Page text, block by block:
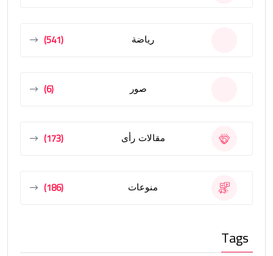
رياضة (541)
صور (6)
مقالات رأى (173)
منوعات (186)
Tags